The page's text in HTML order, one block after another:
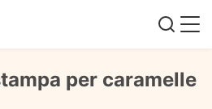
per caramelle